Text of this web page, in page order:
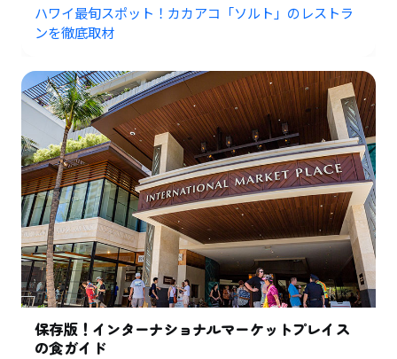
ハワイ最旬スポット！カカアコ「ソルト」のレストラ
ンを徹底取材
保存版！インターナショナルマーケットプレイス
の食ガイド